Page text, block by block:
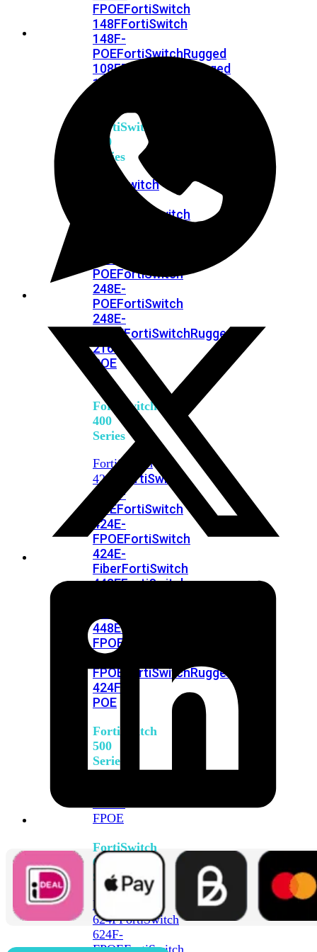
FPOEFortiSwitch
148FFortiSwitch
148F-
POEFortiSwitchRugged
108FFortiSwitchRugged
112F-
FortiSwitch
200
Series
FortiSwitch
FortiSwitch
POEFortiSwitch
248E-
POEFortiSwitch
248E-
FPOEFortiSwitchRugged
216F-
POE
FortiSwitch
400
Series
FortiSwitch
424E
FortiSwitch
424E-
POEFortiSwitch
424E-
FPOEFortiSwitch
424E-
FiberFortiSwitch
448EFortiSwitch
448E-
FPOE
M426E-
FPOE
FortiSwitchRugged
424F-
POE
FortiSwitch
500
Series
FPOE
FortiSwitch
600
Series
FortiSwitch
624FFortiSwitch
624F-
FPOEFortiSwitch